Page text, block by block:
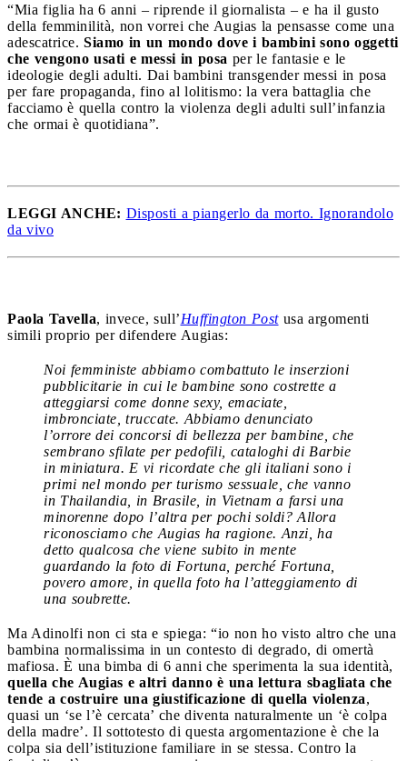
“Mia figlia ha 6 anni – riprende il giornalista – e ha il gusto
della femminilità, non vorrei che Augias la pensasse come una
adescatrice. Siamo in un mondo dove i bambini sono oggetti
che vengono usati e messi in posa per le fantasie e le
ideologie degli adulti. Dai bambini transgender messi in posa
per fare propaganda, fino al lolitismo: la vera battaglia che
facciamo è quella contro la violenza degli adulti sull’infanzia
che ormai è quotidiana”.
LEGGI ANCHE: Disposti a piangerlo da morto. Ignorandolo
da vivo
Paola Tavella, invece, sull’Huffington Postusa argomenti
simili proprio per difendere Augias:
Noi femministe abbiamo combattuto le inserzioni
pubblicitarie in cui le bambine sono costrette a
atteggiarsi come donne sexy, emaciate,
imbronciate, truccate. Abbiamo denunciato
l’orrore dei concorsi di bellezza per bambine, che
sembrano sfilate per pedofili, cataloghi di Barbie
in miniatura. E vi ricordate che gli italiani sono i
primi nel mondo per turismo sessuale, che vanno
in Thailandia, in Brasile, in Vietnam a farsi una
minorenne dopo l’altra per pochi soldi? Allora
riconosciamo che Augias ha ragione. Anzi, ha
detto qualcosa che viene subito in mente
guardando la foto di Fortuna, perché Fortuna,
povero amore, in quella foto ha l’atteggiamento di
una soubrette.
Ma Adinolfi non ci sta e spiega: “io non ho visto altro che una
bambina normalissima in un contesto di degrado, di omertà
mafiosa. È una bimba di 6 anni che sperimenta la sua identità,
quella che Augias e altri danno è una lettura sbagliata che
tende a costruire una giustificazione di quella violenza,
quasi un ‘se l’è cercata’ che diventa naturalmente un ‘è colpa
della madre’. Il sottotesto di questa argomentazione è che la
colpa sia dell’istituzione familiare in se stessa. Contro la